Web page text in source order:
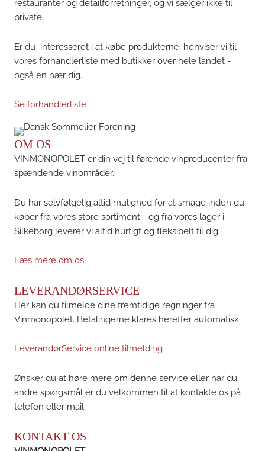
restauranter og detailforretninger, og vi sælger ikke til
private.
Er du interesseret i at købe produkterne, henviser vi til
vores forhandlerliste med butikker over hele landet -
også en nær dig.
Se forhandlerliste
OM OS
VINMONOPOLET er din vej til førende vinproducenter fra
spændende vinområder.
Du har selvfølgelig altid mulighed for at smage inden du
køber fra vores store sortiment - og fra vores lager i
Silkeborg leverer vi altid hurtigt og fleksibelt til dig.
Læs mere om os
LEVERANDØRSERVICE
Her kan du tilmelde dine fremtidige regninger fra
Vinmonopolet. Betalingerne klares herefter automatisk.
LeverandørService online tilmelding
Ønsker du at høre mere om denne service eller har du
andre spørgsmål er du velkommen til at kontakte os på
telefon eller mail.
KONTAKT OS